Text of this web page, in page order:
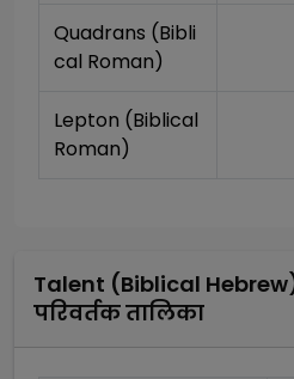
Quadrans (Bibli
cal Roman)
Lepton (Biblical
Roman)
Talent (Biblical
परिवर्तक तालिका